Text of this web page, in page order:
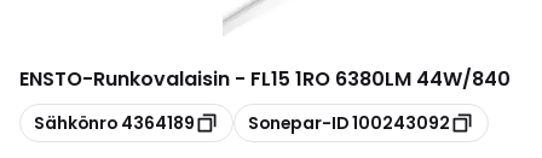
ENSTO-Runkovalaisin - FL15 1RO 6380LM 44W/840
Kopioi
Sähkönro 4364189 Kopioi
Sonepar-ID100243092